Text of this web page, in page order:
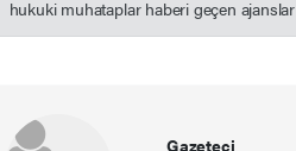
hukuki muhataplar haberi geçen
Gazeteci